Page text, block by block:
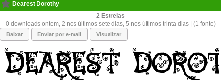
Dearest Dorothy
2
0 downloads ontem, 2 nos últimos sete dias, 5 nos últimos trinta dias | (1 fonte)
Baixar Enviar por e-mail Visualizar